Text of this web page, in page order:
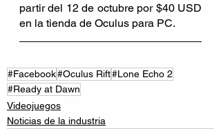
partir del 12 de octubre por $40 USD
en la tienda de Oculus para PC.
#Facebook#Oculus Rift#Lone Echo 2
#Ready at Dawn
Videojuegos
Noticias de la industria